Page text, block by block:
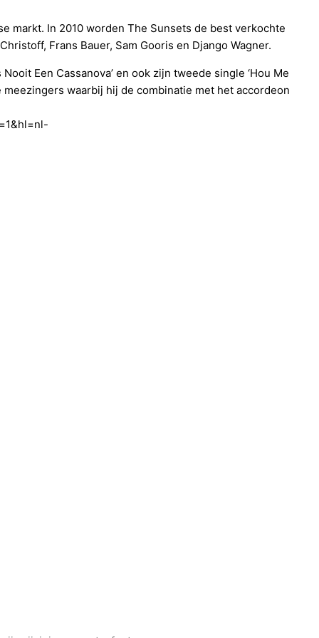
markt. In 2010 worden The Sunsets de best verkochte
Frans Bauer, Sam Gooris en Django Wagner.
Een Cassanova’ en ook zijn tweede single ‘Hou Me
waarbij hij de combinatie met het accordeon